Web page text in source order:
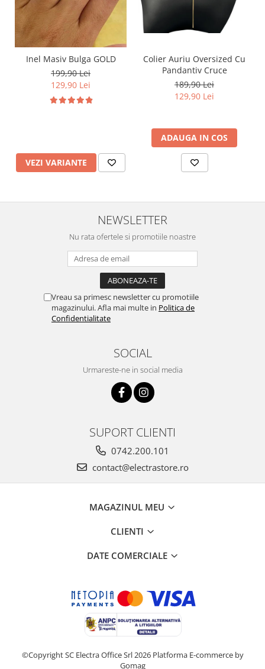
Inel Masiv Bulga GOLD
199,90 Lei
129,90 Lei
VEZI VARIANTE
Colier Auriu Oversized Cu
Pandantiv Cruce
189,90 Lei
129,90 Lei
ADAUGA IN COS
NEWSLETTER
Nu rata ofertele si promotiile noastre
Vreau sa primesc newsletter cu promotiile
magazinului. Afla mai multe in Politica de
Confidentialitate
SOCIAL
Urmareste-ne in social media
SUPORT CLIENTI
0742.200.101
contact@electrastore.ro
MAGAZINUL MEU
CLIENTI
DATE COMERCIALE
©Copyright SC Electra Office Srl 2026 Platforma E-commerce by
Gomag